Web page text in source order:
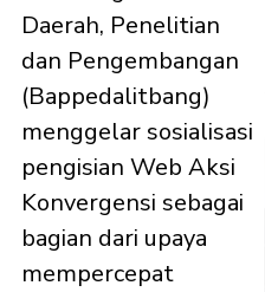
Daerah, Penelitian
dan Pengembangan
(Bappedalitbang)
menggelar sosialisasi
pengisian Web Aksi
Konvergensi sebagai
bagian dari upaya
mempercepat